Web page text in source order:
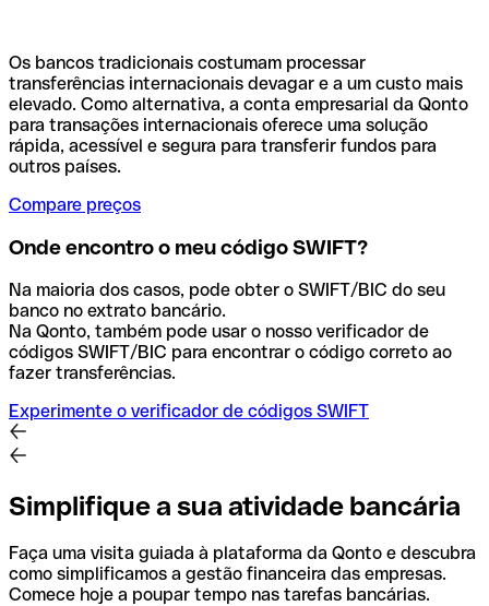
Os bancos tradicionais costumam processar
transferências internacionais devagar e a um custo mais
elevado. Como alternativa, a conta empresarial da Qonto
para transações internacionais oferece uma solução
rápida, acessível e segura para transferir fundos para
outros países.
Compare preços
Onde encontro o meu código SWIFT?
Na maioria dos casos, pode obter o SWIFT/BIC do seu
banco no extrato bancário.
Na Qonto, também pode usar o nosso verificador de
códigos SWIFT/BIC para encontrar o código correto ao
fazer transferências.
Experimente o verificador de códigos SWIFT
Simplifique a sua atividade bancária
Faça uma visita guiada à plataforma da Qonto e descubra
como simplificamos a gestão financeira das empresas.
Comece hoje a poupar tempo nas tarefas bancárias.